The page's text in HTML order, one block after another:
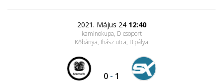
2021. Május 24 12:40
kaminokupa, D csoport
Kőbánya, Ihász utca, B pálya
0 - 1